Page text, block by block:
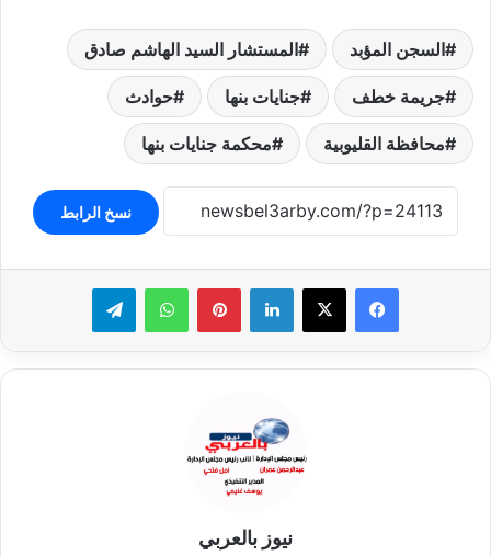
السجن المؤبد المستشار السيد الهاشم صادق
جريمة خطف جنايات بنها حوادث
محافظة القليوبية محكمة جنايات بنها
نسخ الرابط
لينكدإن بينتيريستواتساب تيلقرام
نيوز بالعربي